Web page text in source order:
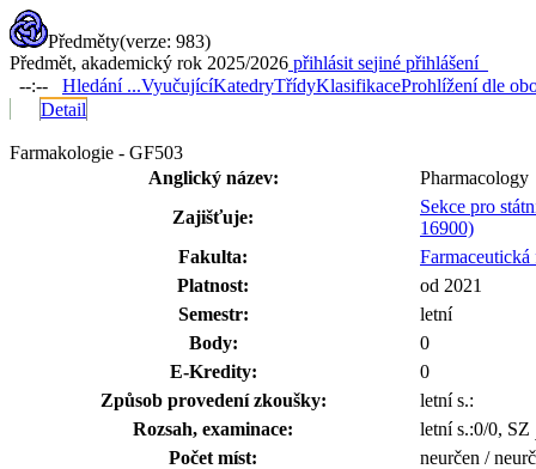
Předměty(verze: 983)
Předmět, akademický rok 2025/2026 přihlásit sejiné přihlášení
--:--
Hledání ...VyučujícíKatedryTřídyKlasifikaceProhlížení dle
Detail
Farmakologie - GF503
Anglický název:
Pharmacology
Zajišťuje:
Sekce pro
16900)
Fakulta:
Platnost:
od 2021
Semestr:
letní
Body:
0
E-Kredity:
0
Způsob provedení zkoušky:
letní s.:
Rozsah, examinace:
letní s.:0/0, SZ
Počet míst:
neurčen /